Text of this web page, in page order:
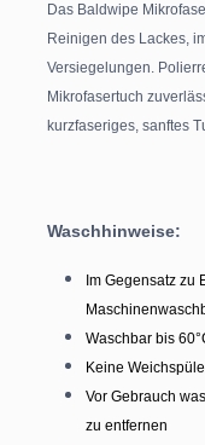
Das Baldwipe
Reinigen des Lackes,
Versiegelungen.
Mikrofasertuch
kurzfaseriges, sanftes
Waschhinweise:
Im Gegensatz zu
Waschbar bis
Keine
Vor Gebrauch
zu entfernen